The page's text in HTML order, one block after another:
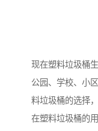
现在塑料垃圾桶
公园、学校、小
料垃圾桶的选择
在塑料垃圾桶的